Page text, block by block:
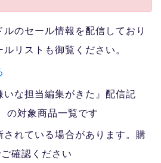
のセール情報を配信しており
リストも御覧ください。
いな担当編集がきた』配信記
の対象商品一覧です
れている場合があります。購
確認ください